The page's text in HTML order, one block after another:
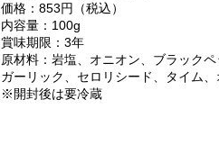
価格：853円（税込）
内容量：100g
賞味期限：3年
原材料：岩塩、オニオン、ブラックペ
ガーリック、セロリシード、タイム、
※開封後は要冷蔵